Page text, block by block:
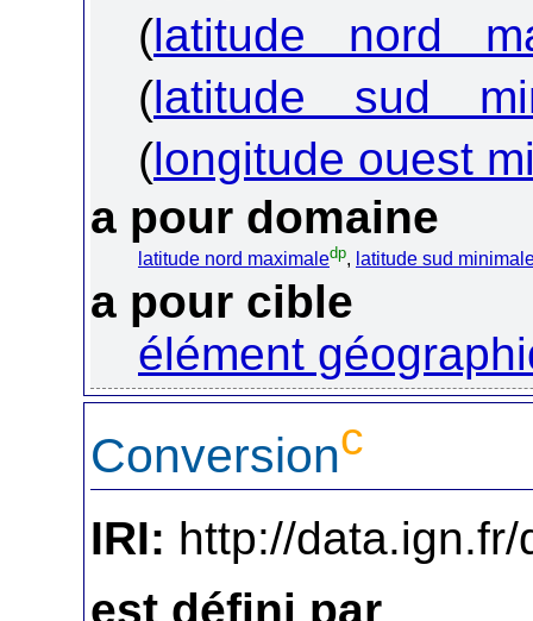
(latitude nord
(latitude sud
(longitude ouest
a pour domaine
latitude nord maximaledp, latitude sud
a pour cible
élément
Conversionc
IRI: http://
est défini par